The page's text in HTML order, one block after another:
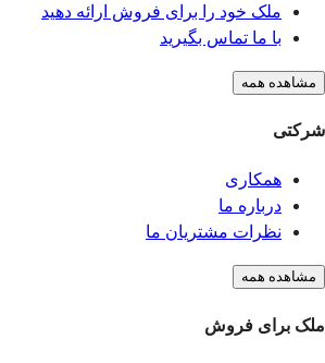
ملک خود را برای فروش ارائه دهید
با ما تماس بگیرید
مشاهده همه
شرکتی
همکاری
درباره ما
نظرات مشتریان ما
مشاهده همه
ملک برای فروش